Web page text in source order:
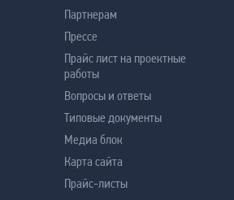
Партнерам
Прессе
Прайс лист на проектные
работы
Вопросы и ответы
Типовые документы
Медиа блок
Карта сайта
Прайс-листы